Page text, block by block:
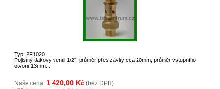
Typ: PF1020
Pojistný tlakový ventil 1/2", průměr přes závity cca 20mm, průměr vstupního
otvoru 13mm...
Naše cena: 1 420,00 Kč (bez DPH)